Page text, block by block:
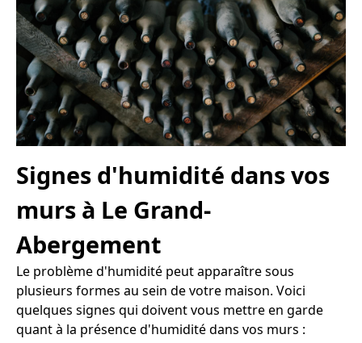
Signes d'humidité dans vos
murs à Le Grand-
Abergement
Le problème d'humidité peut apparaître sous
plusieurs formes au sein de votre maison. Voici
quelques signes qui doivent vous mettre en garde
quant à la présence d'humidité dans vos murs :